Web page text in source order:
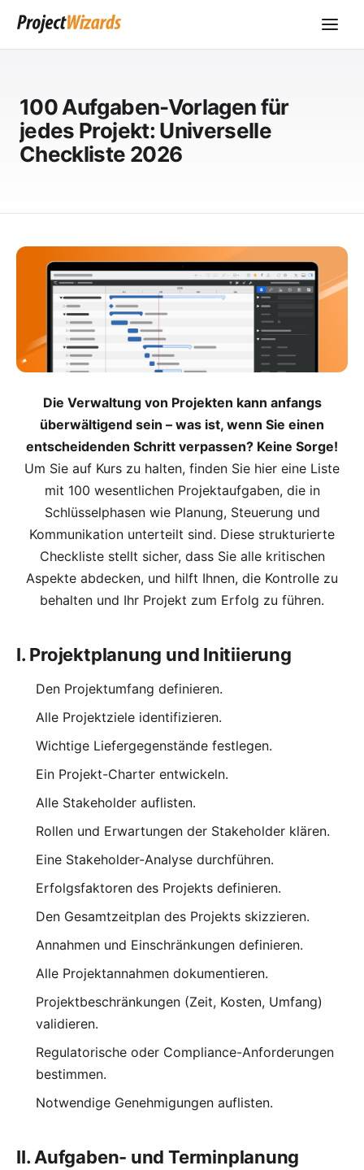
100 Aufgaben-Vorlagen für
jedes Projekt: Universelle
Checkliste 2026
Die Verwaltung von Projekten kann anfangs
überwältigend sein – was ist, wenn Sie einen
entscheidenden Schritt verpassen? Keine Sorge!
Um Sie auf Kurs zu halten, finden Sie hier eine Liste
mit 100 wesentlichen Projektaufgaben, die in
Schlüsselphasen wie Planung, Steuerung und
Kommunikation unterteilt sind. Diese strukturierte
Checkliste stellt sicher, dass Sie alle kritischen
Aspekte abdecken, und hilft Ihnen, die Kontrolle zu
behalten und Ihr Projekt zum Erfolg zu führen.
I. Projektplanung und Initiierung
Den Projektumfang definieren.
Alle Projektziele identifizieren.
Wichtige Liefergegenstände festlegen.
Ein Projekt-Charter entwickeln.
Alle Stakeholder auflisten.
Rollen und Erwartungen der Stakeholder klären.
Eine Stakeholder-Analyse durchführen.
Erfolgsfaktoren des Projekts definieren.
Den Gesamtzeitplan des Projekts skizzieren.
Annahmen und Einschränkungen definieren.
Alle Projektannahmen dokumentieren.
Projektbeschränkungen (Zeit, Kosten, Umfang)
validieren.
Regulatorische oder Compliance-Anforderungen
bestimmen.
Notwendige Genehmigungen auflisten.
II. Aufgaben- und Terminplanung